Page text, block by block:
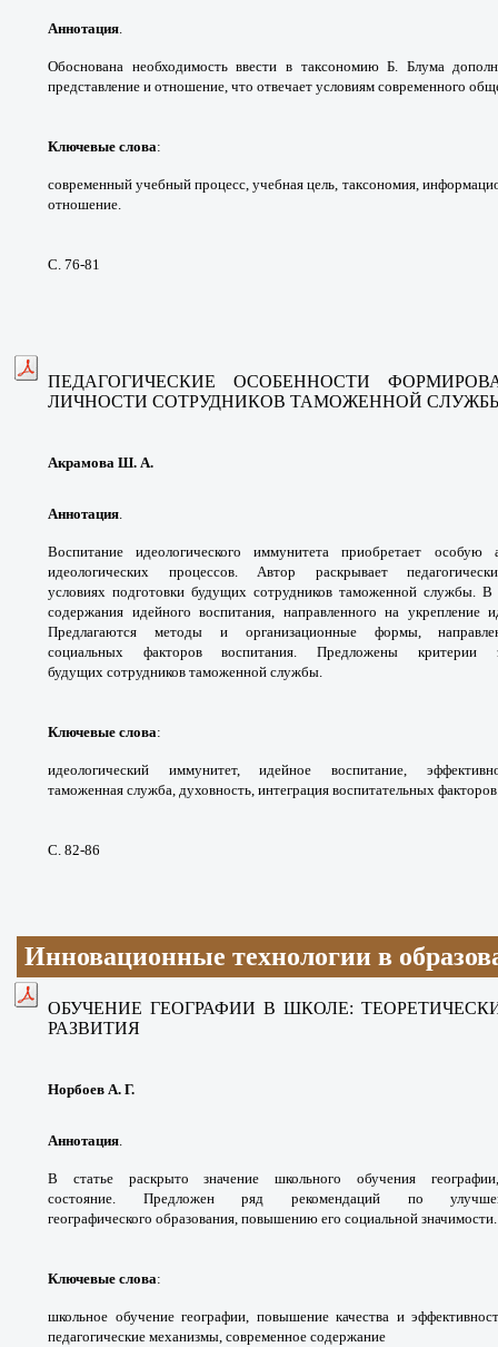
Аннотация.
Обоснована необходимость ввести в таксономию Б. Блума
представление и отношение, что отвечает условиям современного
Ключевые слова:
современный учебныйпроцесс, учебная цель, таксономия,
отношение.
С. 76-81
ПЕДАГОГИЧЕСКИЕ ОСОБЕННОСТИ
ЛИЧНОСТИ СОТРУДНИКОВ ТАМОЖЕННОЙ
Акрамова Ш. А.
Аннотация.
Воспитание идеологическогоиммунитета приобретает особую
идеологических процессов. Автор раскрывает
условиях подготовки будущих сотрудников таможенной службы. В
содержания идейного воспитания, направленного на укрепление
Предлагаются методы и организационные формы,
социальных факторов воспитания. Предложены критерии
будущих сотрудников таможенной службы.
Ключевые слова:
идеологический иммунитет,идейное воспитание,
таможенная служба, духовность, интеграция воспитательных
С. 82-86
Инновационные технологии в
ОБУЧЕНИЕ ГЕОГРАФИИ В ШКОЛЕ:
РАЗВИТИЯ
Норбоев А. Г.
Аннотация.
В статье раскрыто значениешкольного обучения
состояние. Предложен ряд рекомендаций по
географического образования, повышению его социальной значимости.
Ключевые слова:
школьное обучение географии, повышение качества и
педагогические механизмы, современное содержание